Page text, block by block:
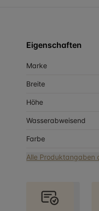
Eigenschaften
Marke
Breite
Höhe
Wasserabweisend
Farbe
Alle Produktangaben